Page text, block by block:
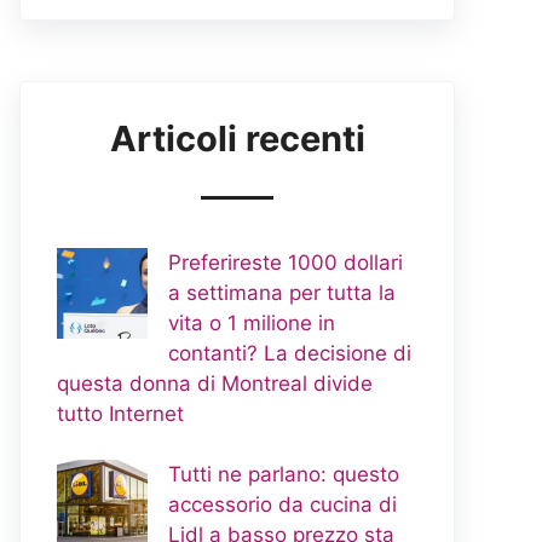
Articoli recenti
Preferireste 1000 dollari
a settimana per tutta la
vita o 1 milione in
contanti? La decisione di
questa donna di Montreal divide
tutto Internet
Tutti ne parlano: questo
accessorio da cucina di
Lidl a basso prezzo sta